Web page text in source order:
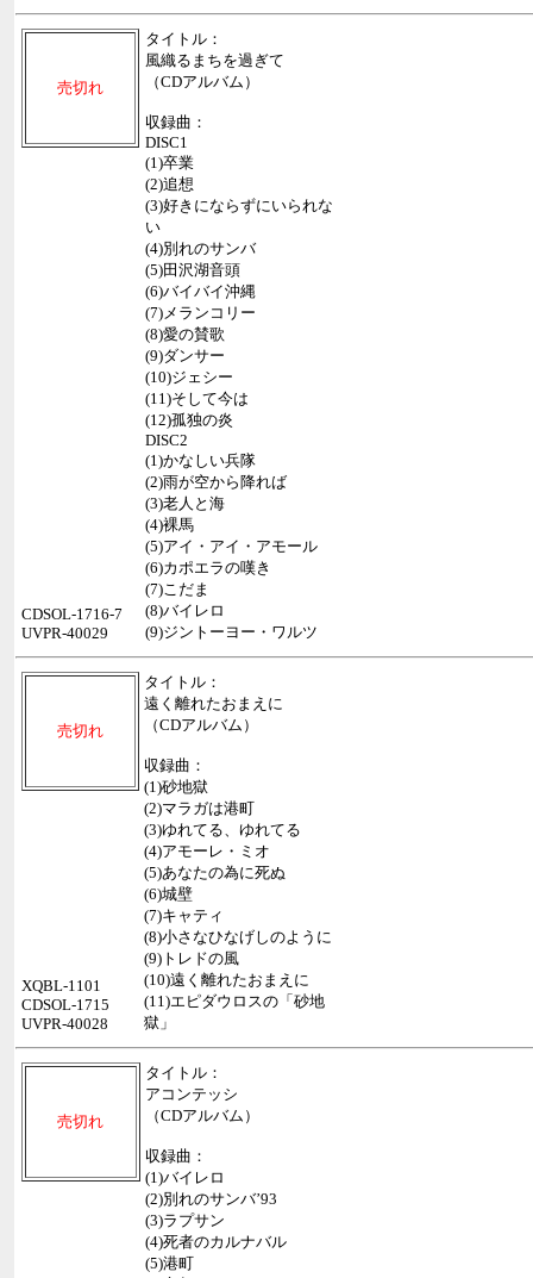
売切れ
タイトル：
風織るまちを過ぎて
（CDアルバム）
収録曲：
DISC1
(1)卒業
(2)追想
(3)好きにならずにいられな
い
(4)別れのサンバ
(5)田沢湖音頭
(6)バイバイ沖縄
(7)メランコリー
(8)愛の賛歌
(9)ダンサー
(10)ジェシー
(11)そして今は
(12)孤独の炎
DISC2
(1)かなしい兵隊
(2)雨が空から降れば
(3)老人と海
(4)裸馬
(5)アイ・アイ・アモール
(6)カポエラの嘆き
(7)こだま
(8)バイレロ
(9)ジントーヨー・ワルツ
CDSOL-1716-7
UVPR-40029
売切れ
タイトル：
遠く離れたおまえに
（CDアルバム）
収録曲：
(1)砂地獄
(2)マラガは港町
(3)ゆれてる、ゆれてる
(4)アモーレ・ミオ
(5)あなたの為に死ぬ
(6)城壁
(7)キャティ
(8)小さなひなげしのように
(9)トレドの風
(10)遠く離れたおまえに
(11)エピダウロスの「砂地
獄」
XQBL-1101
CDSOL-1715
UVPR-40028
売切れ
タイトル：
アコンテッシ
（CDアルバム）
収録曲：
(1)バイレロ
(2)別れのサンバ’93
(3)ラプサン
(4)死者のカルナバル
(5)港町